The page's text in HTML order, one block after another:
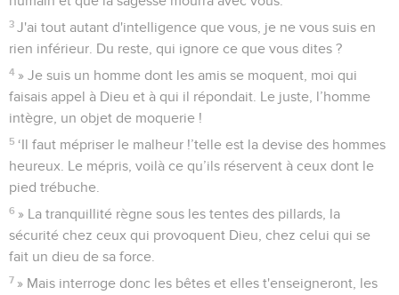
3 J'ai tout autant d'intelligence que vous, je ne vous suis en
rien inférieur. Du reste, qui ignore ce que vous dites ?
4 » Je suis un homme dont les amis se moquent, moi qui
faisais appel à Dieu et à qui il répondait. Le juste, l’homme
intègre, un objet de moquerie !
5 ‘Il faut mépriser le malheur !’telle est la devise des hommes
heureux. Le mépris, voilà ce qu’ils réservent à ceux dont le
pied trébuche.
6 » La tranquillité règne sous les tentes des pillards, la
sécurité chez ceux qui provoquent Dieu, chez celui qui se
fait un dieu de sa force.
7 » Mais interroge donc les bêtes et elles t'enseigneront, les